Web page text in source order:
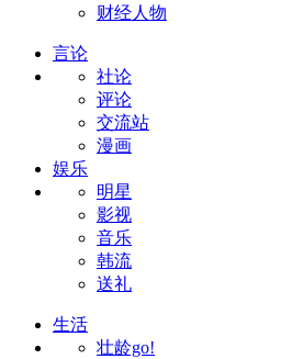
财经人物
言论
社论
评论
交流站
漫画
娱乐
明星
影视
音乐
韩流
送礼
生活
壮龄go!